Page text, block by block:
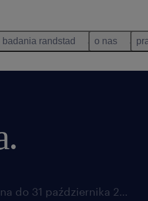
badania randstad o nas
ważna do 31 października 2026